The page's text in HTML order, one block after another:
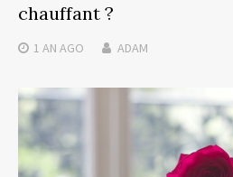
chauffant ?
1 AN AGO ADAM